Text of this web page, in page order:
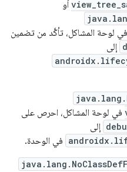
أو
في لوحة المشاكل، تأكَّد من تضمين
إلى
في لوحة المشاكل، احرص على
إلى
في الوحدة.